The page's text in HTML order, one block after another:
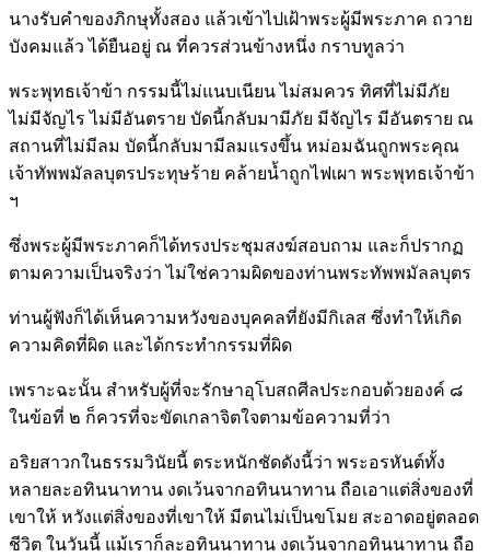
นางรับคำของภิกษุทั้งสอง แล้วเข้าไปเฝ้าพระผู้มีพระภาค ถวาย
บังคมแล้ว ได้ยืนอยู่ ณ ที่ควรส่วนข้างหนึ่ง กราบทูลว่า
พระพุทธเจ้าข้า กรรมนี้ไม่แนบเนียน ไม่สมควร ทิศที่ไม่มีภัย
ไม่มีจัญไร ไม่มีอันตราย บัดนี้กลับมามีภัย มีจัญไร มีอันตราย ณ
สถานที่ไม่มีลม บัดนี้กลับมามีลมแรงขึ้น หม่อมฉันถูกพระคุณ
เจ้าทัพพมัลลบุตรประทุษร้าย คล้ายน้ำถูกไฟเผา พระพุทธเจ้าข้า
ฯ
ซึ่งพระผู้มีพระภาคก็ได้ทรงประชุมสงฆ์สอบถาม และก็ปรากฏ
ตามความเป็นจริงว่า ไม่ใช่ความผิดของท่านพระทัพพมัลลบุตร
ท่านผู้ฟังก็ได้เห็นความหวังของบุคคลที่ยังมีกิเลส ซึ่งทำให้เกิด
ความคิดที่ผิด และได้กระทำกรรมที่ผิด
เพราะฉะนั้น สำหรับผู้ที่จะรักษาอุโบสถศีลประกอบด้วยองค์ ๘
ในข้อที่ ๒ ก็ควรที่จะขัดเกลาจิตใจตามข้อความที่ว่า
อริยสาวกในธรรมวินัยนี้ ตระหนักชัดดังนี้ว่า พระอรหันต์ทั้ง
หลายละอทินนาทาน งดเว้นจากอทินนาทาน ถือเอาแต่สิ่งของที่
เขาให้ หวังแต่สิ่งของที่เขาให้ มีตนไม่เป็นขโมย สะอาดอยู่ตลอด
ชีวิต ในวันนี้ แม้เราก็ละอทินนาทาน งดเว้นจากอทินนาทาน ถือ